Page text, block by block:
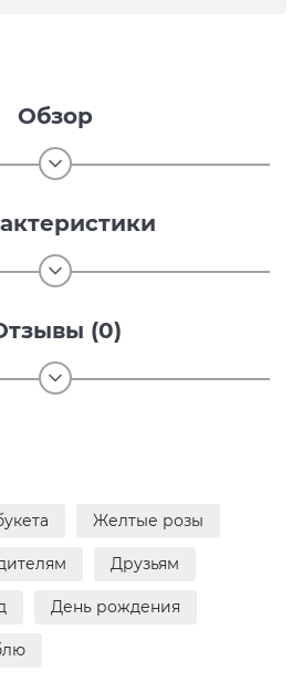
Обзор
(0)
Желтые розы
Друзьям
День рождения